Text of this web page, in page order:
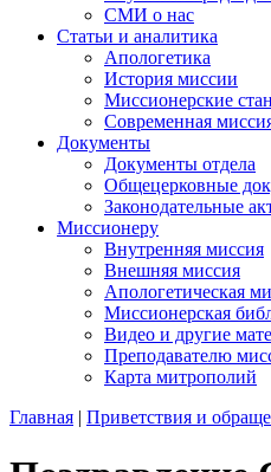
СМИ о нас
Статьи и аналитика
Апологетика
История миссии
Миссионерские
Современная
Документы
Документы отдела
Общецерковные
Законодательные
Миссионеру
Внутренняя миссия
Внешняя миссия
Апологетическая
Миссионерская
Видео и другие
Преподавателю
Карта митрополий
Главная | Приветствия и